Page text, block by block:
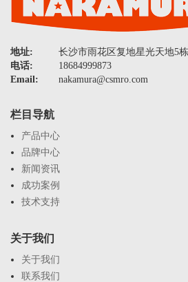
地址:
长沙市雨花区复地星光天地5
电话:
18684999873
Email:
nakamura@csmro.com
栏目导航
产品中心
品牌中心
新闻资讯
成功案例
技术支持
关于我们
关于我们
联系我们